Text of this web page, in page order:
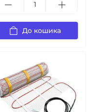
До кошика